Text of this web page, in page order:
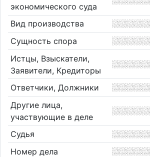
экономического суда
Вид производства
Сущность спора
Истцы, Взыскатели,
Заявители, Кредиторы
Ответчики, Должники
Другие лица,
участвующие в деле
Судья
Номер дела